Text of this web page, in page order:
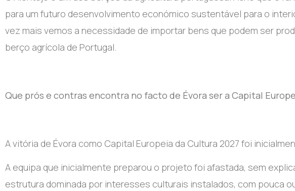
para um futuro desenvolvimento económico sustentável para o
vez mais vemos a necessidade de importar bens que podem ser
berço agrícola de Portugal.
Que prós e contras encontra no facto de Évora ser a Capital
A vitória de Évora como Capital Europeia da Cultura 2027 foi
A equipa que inicialmente preparou o projeto foi afastada, sem
estrutura dominada por interesses culturais instalados, com pouca